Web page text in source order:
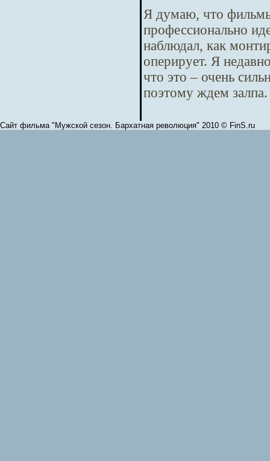
Я думаю, что
профессионально
наблюдал, как
оперирует. Я
что это – очень
поэтому ждем залпа.
Сайт фильма "Мужской сезон. Бархатная революция" 2010 © FinS.ru